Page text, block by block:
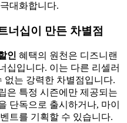
대화합니다.
너십이 만든 차별점
인 혜택의 원천은 디즈니랜
십입니다. 이는 다른 리셀러
없는 강력한 차별점입니다.
은 특정 시즌에만 제공되는
단독으로 출시하거나, 마이
트를 기획할 수 있습니다.